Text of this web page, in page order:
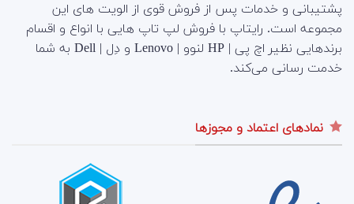
پشتیبانی و خدمات پس از فروش قوی از الویت های این
مجموعه است. رایتاپ با فروش لپ تاپ هایی با انواع و اقسام
برندهایی نظیر اچ پی | HP لنوو | Lenovo و دِل | Dell به شما
خدمت رسانی می‌کند.
نمادهای اعتماد و مجوزها